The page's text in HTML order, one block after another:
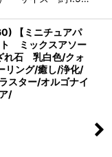
【ミニチュアパ
ト ミックスアソー
石 乳白色/クォ
リング/癒し/浄化/
スター/オルゴナイ
ア/